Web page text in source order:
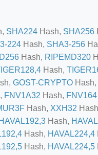
SHA224 Hash, SHA256
224 Hash, SHA3-256
Hash, RIPEMD320
Hash,
GOST-CRYPTO Hash,
FNV1A32 Hash, FNV164
Hash, XXH32
HAVAL192,3 Hash,
Hash, HAVAL224,4
Hash, HAVAL224,5